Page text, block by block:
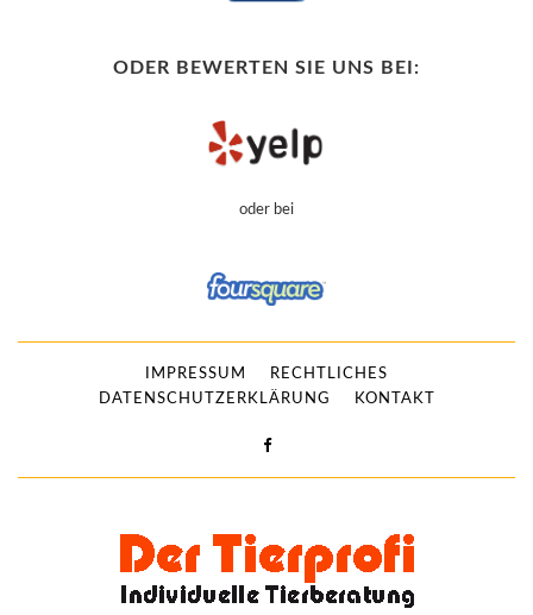
ODER BEWERTEN SIE UNS BEI:
oder bei
IMPRESSUM
RECHTLICHES
DATENSCHUTZERKLÄRUNG
KONTAKT